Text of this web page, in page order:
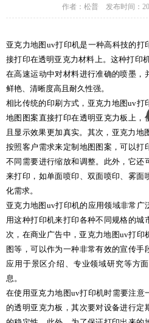
作者：松普 发布时间：
亚克力地图uv打印机是一种高科技的打
接打印在透明亚克力材料上。这种打印
在高速运动中对材料进行准确的喷墨，
鲜艳、清晰度高且耐久性强。
相比传统的印刷方式，亚克力地图uv打
地图图案直接打印在透明亚克力板上，
且显示效果更加真实。其次，亚克力地
按照客户需求来定制地图图案，可以打
不同需要进行缩放和调整。此外，它还
来打印，如单面喷印、双面喷印、雾面
化需求。
亚克力地图uv打印机的应用领域非常广
用这种打印机来打印各种不同规格的城
次，在商业广告中，亚克力地图uv打印
图等，可以作为一种非常有效的宣传手
应用于景区介绍、专业领域研究等方
息。
在使用亚克力地图uv打印机时需要注意
的透明亚克力板，其次要对设备进行定